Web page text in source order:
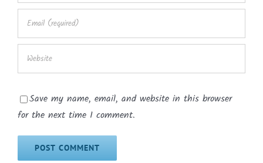
Save my name, email, and website in this browser
for the next time I comment.